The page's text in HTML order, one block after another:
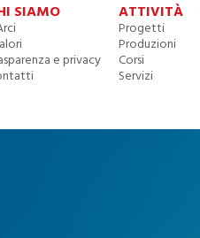
SIAMO
e privacy
ATTIVITÀ
Progetti
Produzioni
Corsi
Servizi